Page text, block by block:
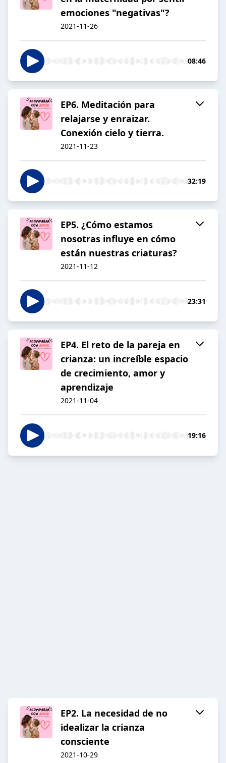
emociones "negativas"?
2021-11-26
08:46
EP6. Meditación para
relajarse y enraizar.
Conexión cielo y tierra.
2021-11-23
32:19
EP5. ¿Cómo estamos
nosotras influye en cómo
están nuestras criaturas?
2021-11-12
23:31
EP4. El reto de la pareja en
crianza: un increíble espacio
de crecimiento, amor y
aprendizaje
2021-11-04
19:16
EP2. La necesidad de no
idealizar la crianza
consciente
2021-10-29